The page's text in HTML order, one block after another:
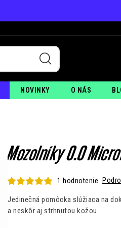
NOVINKY O NÁS
Mozolníky 0.0
1 hodnotenie
Jedinečná pomôcka slúžiaca na
a neskôr aj strhnutou kožou.